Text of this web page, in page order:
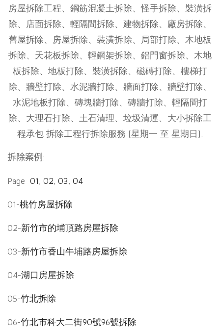
房屋拆除工程、鋼筋混凝土拆除、怪手拆除、裝潢拆
除、店面拆除、輕隔間拆除、建物拆除、廠房拆除、
舊屋拆除、房屋拆除、裝潢拆除、局部打除、木地板
拆除、天花板拆除、輕鋼架拆除、鋁門窗拆除、木地
板拆除、地板打除、裝潢拆除、磁磚打除、樓梯打
除、牆壁打除、水泥牆打除、牆面打除、牆壁打除、
水泥地板打除、磚塊牆打除、磚牆打除、輕隔間打
除、大理石打除、土石清理、垃圾清運、大小拆除工
程承包 拆除工程行拆除服務 (星期一 至 星期日).
拆除案例:
Page 01, 02, 03, 04
01-桃竹房屋拆除
02-新竹市的埔頂路房屋拆除
03-新竹市香山牛埔路房屋拆除
04-湖口房屋拆除
05-竹北拆除
06-竹北市科大二街90號96號拆除